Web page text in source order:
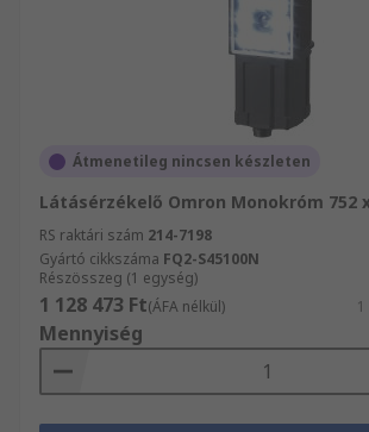
Átmenetileg nincsen készleten
Látásérzékelő Omron Monokróm 752
RS raktári szám 214-7198
Gyártó cikkszáma FQ2-S45100N
Részösszeg (1 egység)
1 128 473 Ft(ÁFA nélkül)
Mennyiség